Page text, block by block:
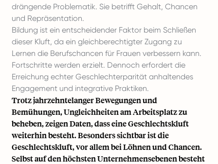
drängende Problematik. Sie betrifft Gehalt, Chancen
und Repräsentation.
Bildung ist ein entscheidender Faktor beim Schließen
dieser Kluft, da ein gleichberechtigter Zugang zu
Lernen die Berufschancen für Frauen verbessern kann.
Fortschritte werden erzielt. Dennoch erfordert die
Erreichung echter Geschlechterparität anhaltendes
Engagement und integrative Praktiken.
Trotz jahrzehntelanger Bewegungen und
Bemühungen, Ungleichheiten am Arbeitsplatz zu
beheben, zeigen Daten, dass eine Geschlechtskluft
weiterhin besteht. Besonders sichtbar ist die
Geschlechtskluft, vor allem bei Löhnen und Chancen.
Selbst auf den höchsten Unternehmensebenen besteht